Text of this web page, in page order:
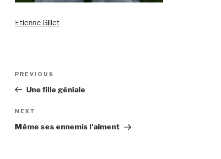
Etienne Gillet
Previous
Post
PREVIOUS
Une fille géniale
Next
Post
NEXT
Même ses ennemis l’aiment